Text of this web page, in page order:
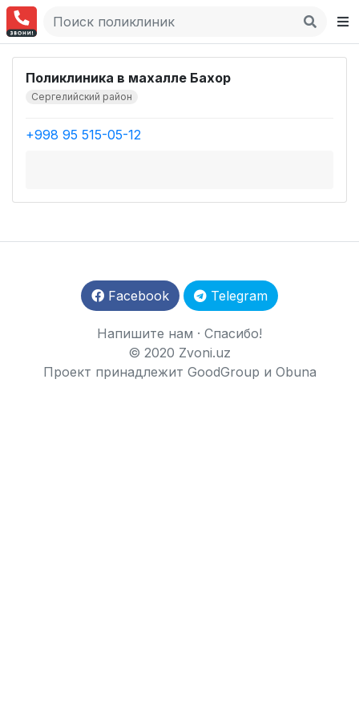
Поликлиника в махалле Бахор
Сергелийский район
+998 95 515-05-12
Facebook Telegram
Напишите нам · Спасибо!
© 2020 Zvoni.uz
Проект принадлежит GoodGroup и Obuna